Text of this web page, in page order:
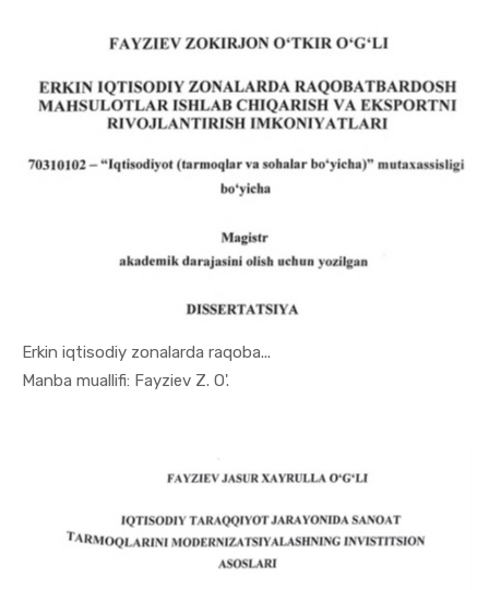
Erkin iqtisodiy zonalarda raqoba...
Manba muallifi: Fayziev Z. O'.In Uslubiy...